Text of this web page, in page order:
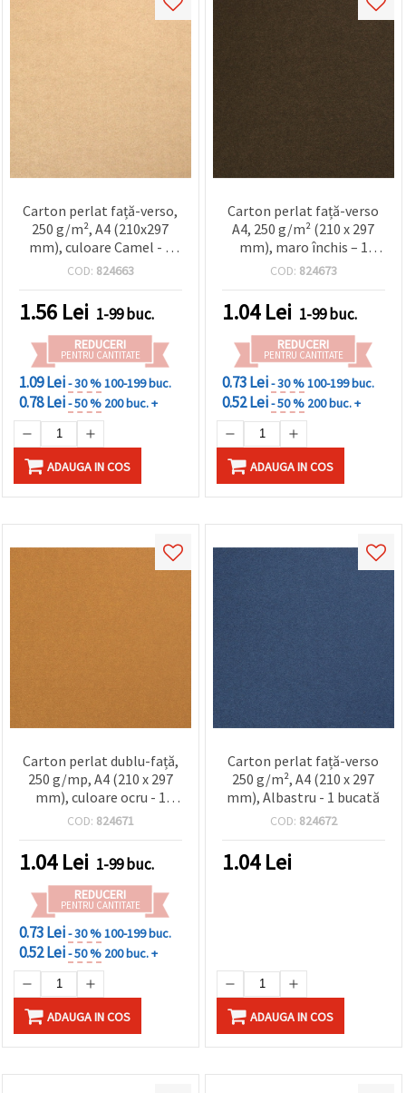
Carton perlat față-verso,
250 g/m², A4 (210x297
mm), culoare Camel - 1
bucată
COD: 824663
1.56 Lei 1-99 buc.
REDUCERI
PENTRU CANTITATE
1.09 Lei- 30 %100-199 buc.
0.78 Lei- 50 % 200 buc. +
ADAUGA IN COS
Carton perlat față-verso
A4, 250 g/m² (210 x 297
mm), maro închis – 1
bucată
COD: 824673
1.04Lei 1-99 buc.
REDUCERI
PENTRU CANTITATE
0.73 Lei- 30 %100-199 buc.
0.52 Lei- 50 % 200 buc. +
ADAUGA IN COS
Carton perlat dublu-față,
250 g/mp, A4 (210 x 297
mm), culoare ocru - 1
bucată
COD: 824671
1.04Lei 1-99 buc.
REDUCERI
PENTRU CANTITATE
0.73 Lei- 30 %100-199 buc.
0.52 Lei- 50 % 200 buc. +
ADAUGA IN COS
Carton perlat față-verso
250 g/m², A4 (210 x 297
mm), Albastru - 1 bucată
COD: 824672
1.04Lei
ADAUGA IN COS